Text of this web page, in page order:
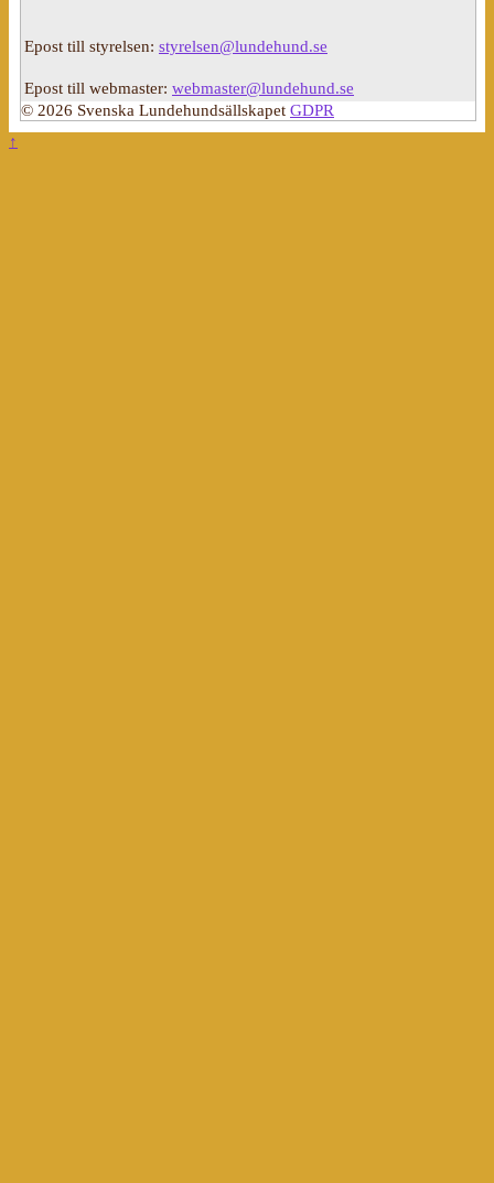
Epost till styrelsen: styrelsen@lundehund.se
Epost till webmaster: webmaster@lundehund.se
© 2026 Svenska Lundehundsällskapet GDPR
↑